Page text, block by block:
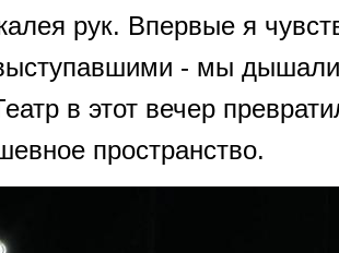
рук. Впервые я
- мы дышали
в этот вечер
пространство.